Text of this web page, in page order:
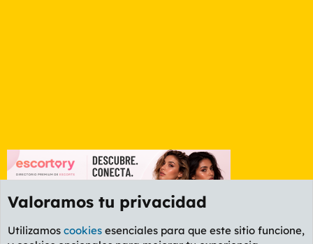
Valoramos tu privacidad
Utilizamos cookies esenciales para que este sitio funcione,